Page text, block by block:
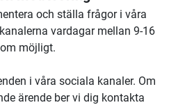
och ställa frågor i våra
vardagar mellan 9-16
möjligt.
i våra sociala kanaler. Om
ärende ber vi dig kontakta